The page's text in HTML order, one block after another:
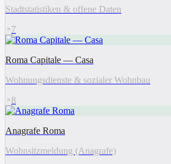
Stadtstatistiken & offene Daten
7
Roma Capitale — Casa
Wohnungsdienste & sozialer Wohnbau
8
Anagrafe Roma
Wohnsitzmeldung (Anagrafe)